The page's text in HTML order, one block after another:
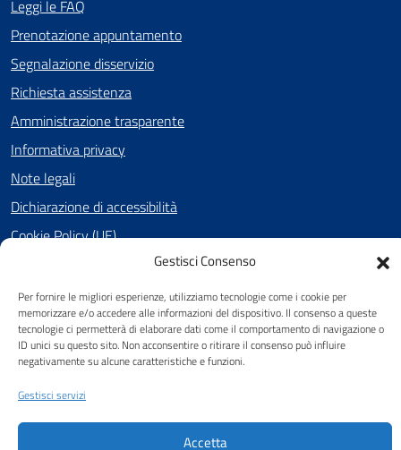
Gestisci Consenso
Per fornire le migliori esperienze, utilizziamo tecnologie come i cookie per
memorizzare e/o accedere alle informazioni del dispositivo. Il consenso a queste
tecnologie ci permetterà di elaborare dati come il comportamento di navigazione o
ID unici su questo sito. Non acconsentire o ritirare il consenso può influire
negativamente su alcune caratteristiche e funzioni.
Gestisci servizi
Accetta
Leggi le FAQ
Prenotazione appuntamento
Segnalazione disservizio
Richiesta assistenza
Amministrazione trasparente
Informativa privacy
Note legali
Dichiarazione di accessibilità
Cookie Policy (UE)
SEGUICI SU
Facebook